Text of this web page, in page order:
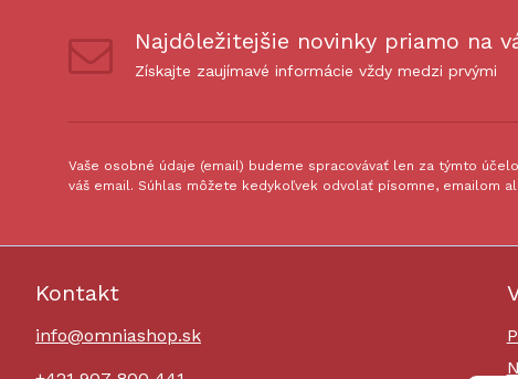
Najdôležitejšie novinky priamo na
Získajte zaujímavé informácie vždy medzi prvými
Vaše osobné údaje (email) budeme spracovávať len za týmto
váš email. Súhlas môžete kedykoľvek odvolať písomne, emailom
Kontakt
info@omniashop.sk